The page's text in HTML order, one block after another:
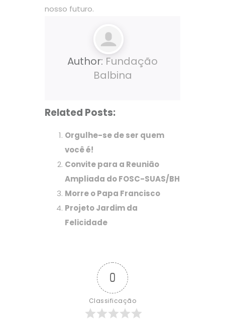
nosso futuro.
Author: Fundação
Balbina
Related Posts:
Orgulhe-se de ser quem
você é!
Convite para a Reunião
Ampliada do FOSC-SUAS/BH
Morre o Papa Francisco
Projeto Jardim da
Felicidade
0
Classificação